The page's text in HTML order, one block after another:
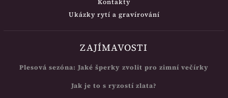
Ukázky rytí a gravírování
ZAJÍMAVOSTI
Plesová sezóna: Jaké šperky zvolit pro zimní večírky
Jak je to s ryzostí zlata?